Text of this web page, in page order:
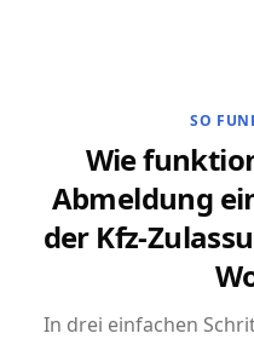
SO
Wie
Abmeldung
der Kfz-
In drei einfachen